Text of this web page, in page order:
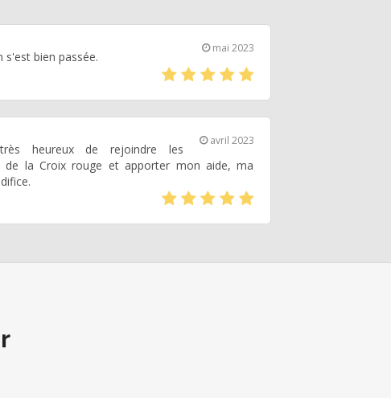
mai 2023
s'est bien passée.
(*)(*)(*)(*)(*)
avril 2023
heureux de rejoindre les
de la Croix rouge et apporter mon aide, ma
(*)(*)(*)(*)(*)